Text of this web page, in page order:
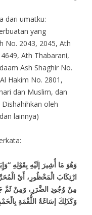
dari umatku:
yang
No. 2043, 2045, Ath
Ath Thabarani,
Ash Shaghir No.
Hakim No. 2801,
dan Muslim, dan
oleh
lainnya)
وَهُوَ مَا أُشِيرَ إلَيْهِ بِقَوْلِهِ
ارْتِكَابَ الْمَحْظُورِ، أَيْ
مِنْ وُجُودِ الضَّرَرِ، وَمِنْ ثَمَّ
وَكَذَلِكَ إسَاغَةُ اللُّقْمَةِ